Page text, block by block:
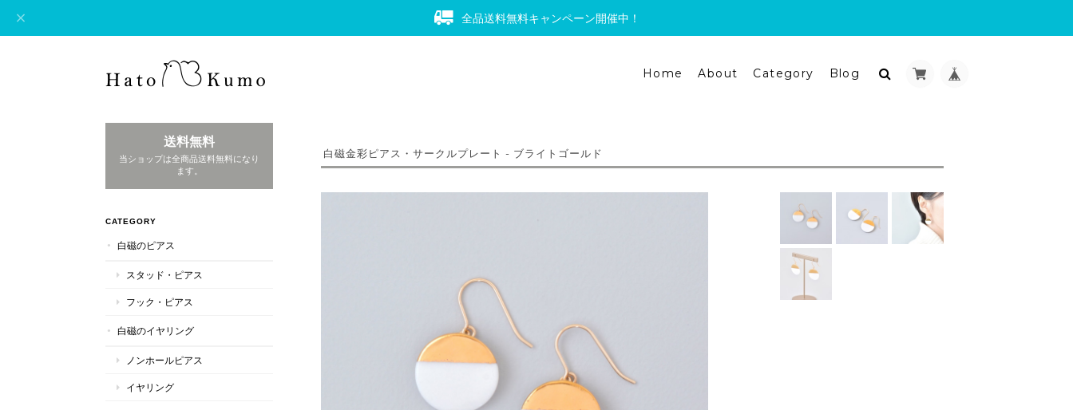
全品送料無料キャンペーン開催中！
Home About Category Blog
白磁金彩ピアス・サークルプレート - ブライトゴールド
送料無料
当ショップは全商品送料無料になり
ます。
CATEGORY
白磁のピアス
スタッド・ピアス
フック・ピアス
白磁のイヤリング
ノンホールピアス
イヤリング